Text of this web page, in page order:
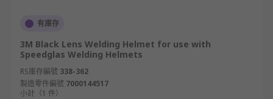
有庫存
3M Black Lens Welding Helmet for use with
Speedglas Welding Helmets
RS庫存編號 338-362
製造零件編號 7000144517
小計（1 件）